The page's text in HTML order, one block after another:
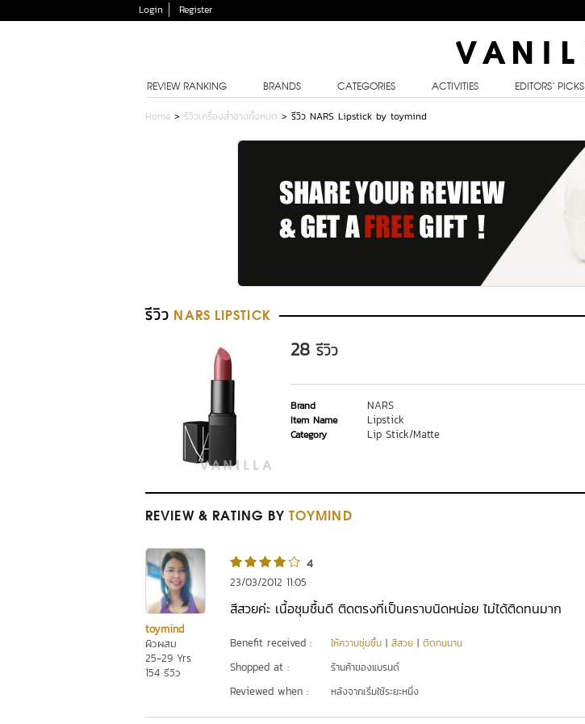
Login Register
REVIEW RANKING BRANDS CATEGORIES ACTIVITIES EDITORS’ PICKS
Home > รีวิวเครื่องสำอางทั้งหมด > รีวิว NARS Lipstick by toymind
รีวิว NARS LIPSTICK
28 รีวิว
Brand NARS
Item Name Lipstick
Category Lip Stick/Matte
REVIEW & RATING BY TOYMIND
toymind
ผิวผสม
25-29 Yrs
154 รีวิว
4
23/03/2012 11:05
สีสวยค่ะ เนื้อชุมชื้นดี ติดตรงที่เป็นคราบนิดหน่อย ไม่ได้ติดทนมาก
Benefit received : ให้ความชุ่มชื้น | สีสวย | ติดทนนาน
Shopped at : ร้านค้าของแบรนด์
Reviewed when : หลังจากเริ่มใช้ระยะหนึ่ง